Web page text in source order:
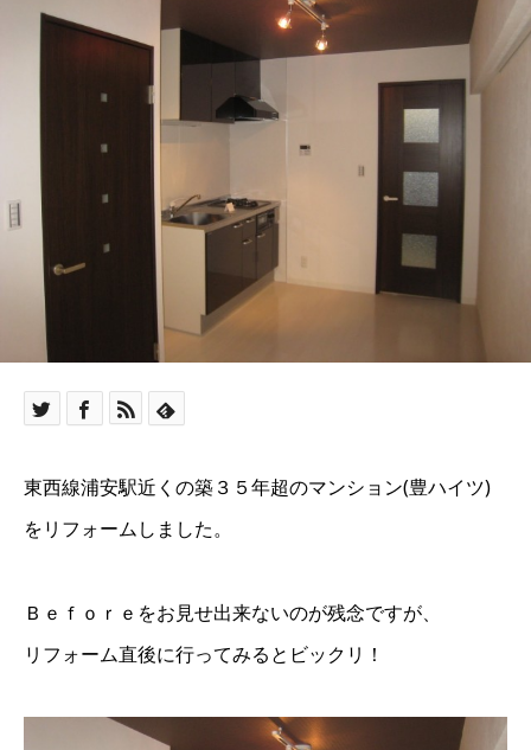
東西線浦安駅近くの築３５年超のマンション(豊ハイツ)
をリフォームしました。
Ｂｅｆｏｒｅをお見せ出来ないのが残念ですが、
リフォーム直後に行ってみるとビックリ！